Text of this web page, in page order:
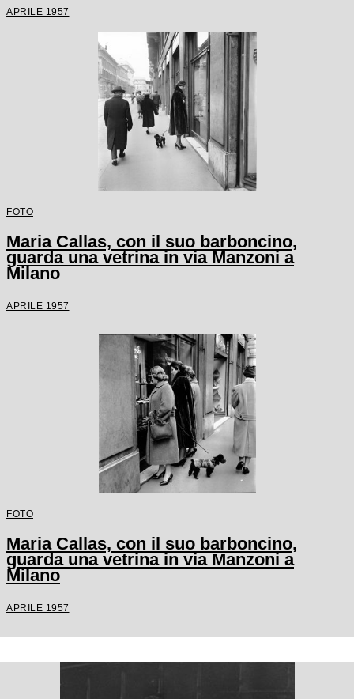
APRILE 1957
FOTO
Maria Callas, con il suo barboncino,
guarda una vetrina in via Manzoni a
Milano
APRILE 1957
FOTO
Maria Callas, con il suo barboncino,
guarda una vetrina in via Manzoni a
Milano
APRILE 1957